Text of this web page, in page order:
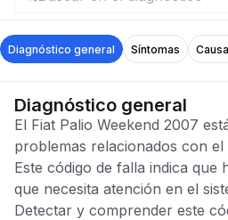
Diagnóstico general Síntomas
Diagnóstico general
El Fiat Palio Weekend 2007
problemas relacionados con el
Este código de falla indica que
que necesita atención en el
Detectar y comprender este